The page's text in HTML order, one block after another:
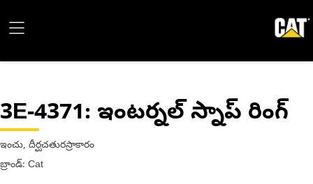
3E-4371: ఇంటర్నల్ స్నాప్ రింగ్
ఇంచు, దీర్ఘచతురస్రాకారం
బ్రాండ్: Cat